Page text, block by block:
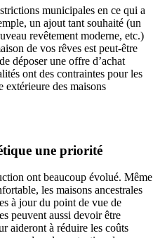
municipales en ce qui a
un ajout tant souhaité (un
revêtement moderne, etc.)
de vos rêves est peut-être
déposer une offre d’achat
ont des contraintes pour les
extérieure des maisons
une priorité
ont beaucoup évolué. Même
les maisons ancestrales
à jour du point de vue de
peuvent aussi devoir être
aideront à réduire les coûts